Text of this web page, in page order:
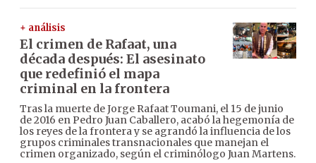
+ análisis
El crimen de Rafaat, una
década después: El asesinato
que redefinió el mapa
criminal en la frontera
Tras la muerte de Jorge Rafaat Toumani, el 15 de junio
de 2016 en Pedro Juan Caballero, acabó la hegemonía de
los reyes de la frontera y se agrandó la influencia de los
grupos criminales transnacionales que manejan el
crimen organizado, según el criminólogo Juan Martens.